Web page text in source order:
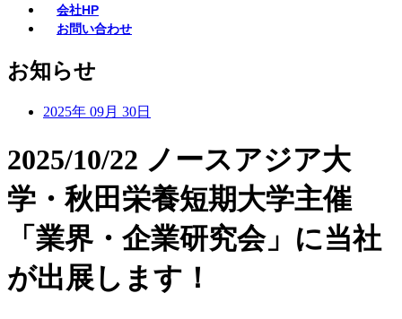
会社HP
お問い合わせ
お知らせ
2025年 09月 30日
2025/10/22 ノースアジア大
学・秋田栄養短期大学主催
「業界・企業研究会」に当社
が出展します！